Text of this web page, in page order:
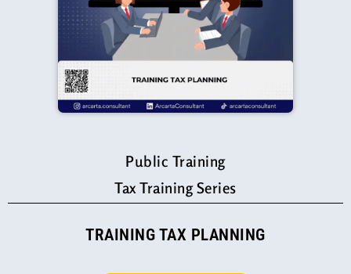
Public Training
Tax Training Series
TRAINING TAX PLANNING